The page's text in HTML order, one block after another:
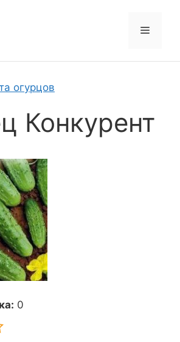
Меню
огурцов
Конкурент
0